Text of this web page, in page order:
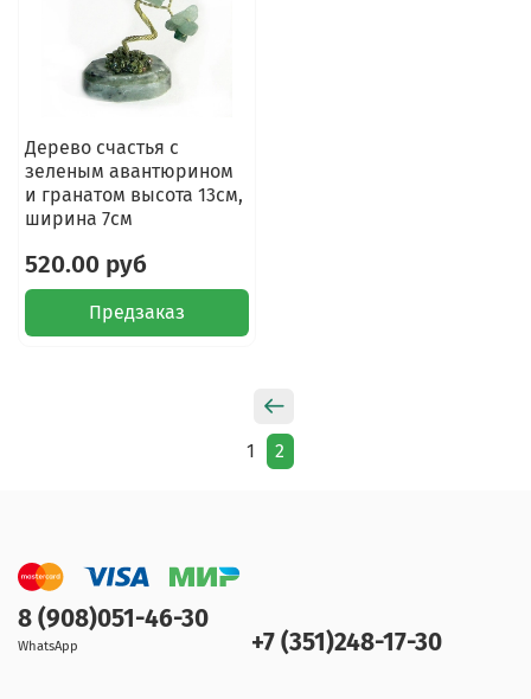
Дерево счастья с
зеленым авантюрином
и гранатом высота 13см,
ширина 7см
520.00 руб
Предзаказ
1 2
8 (908)051-46-30
WhatsApp +7 (351)248-17-30